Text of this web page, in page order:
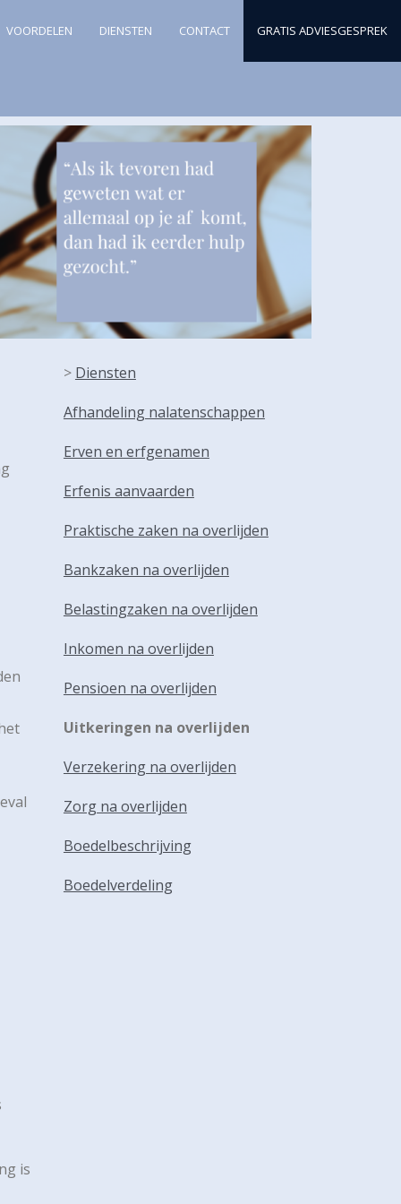
VOORDELEN DIENSTEN CONTACT GRATIS ADVIESGESPREK
is
> Diensten
Afhandeling nalatenschappen
Erven en erfgenamen
Erfenis aanvaarden
Praktische zaken na overlijden
Bankzaken na overlijden
Belastingzaken na overlijden
Inkomen na overlijden
Pensioen na overlijden
Uitkeringen na overlijden
Verzekering na overlijden
Zorg na overlijden
Boedelbeschrijving
Boedelverdeling